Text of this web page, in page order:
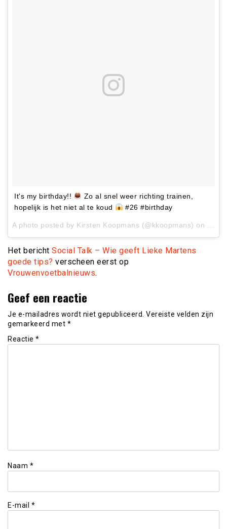
It's my birthday!!
Zo al snel weer richting trainen,
hopelijk is het niet al te koud
#26 #birthday
Het bericht Social Talk – Wie geeft Lieke Martens
goede tips? verscheen eerst op
Vrouwenvoetbalnieuws.
Geef een reactie
Je e-mailadres wordt niet gepubliceerd. Vereiste velden zijn
gemarkeerd met *
Reactie *
Naam *
E-mail *